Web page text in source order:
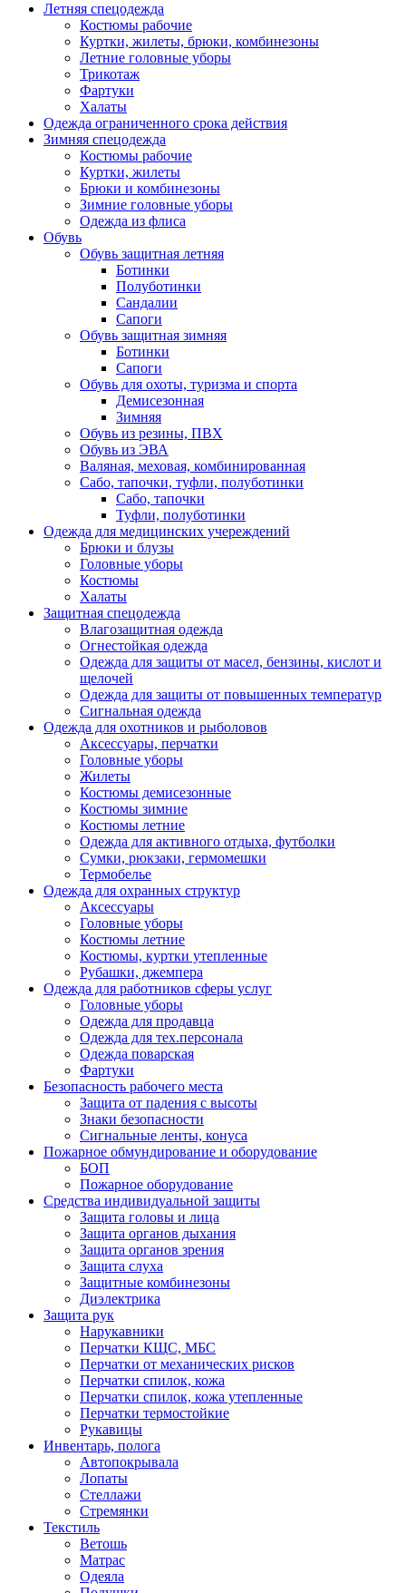
Летняя спецодежда
Костюмы рабочие
Куртки, жилеты, брюки, комбинезоны
Летние головные уборы
Трикотаж
Фартуки
Халаты
Одежда ограниченного срока действия
Зимняя спецодежда
Костюмы рабочие
Куртки, жилеты
Брюки и комбинезоны
Зимние головные уборы
Одежда из флиса
Обувь
Обувь защитная летняя
Ботинки
Полуботинки
Сандалии
Сапоги
Обувь защитная зимняя
Ботинки
Сапоги
Обувь для охоты, туризма и спорта
Демисезонная
Зимняя
Обувь из резины, ПВХ
Обувь из ЭВА
Валяная, меховая, комбинированная
Сабо, тапочки, туфли, полуботинки
Сабо, тапочки
Туфли, полуботинки
Одежда для медицинских учереждений
Брюки и блузы
Головные уборы
Костюмы
Халаты
Защитная спецодежда
Влагозащитная одежда
Огнестойкая одежда
Одежда для защиты от масел, бензины, кислот и
щелочей
Одежда для защиты от повышенных температур
Сигнальная одежда
Одежда для охотников и рыболовов
Аксессуары, перчатки
Головные уборы
Жилеты
Костюмы демисезонные
Костюмы зимние
Костюмы летние
Одежда для активного отдыха, футболки
Сумки, рюкзаки, гермомешки
Термобелье
Одежда для охранных структур
Аксессуары
Головные уборы
Костюмы летние
Костюмы, куртки утепленные
Рубашки, джемпера
Одежда для работников сферы услуг
Головные уборы
Одежда для продавца
Одежда для тех.персонала
Одежда поварская
Фартуки
Безопасность рабочего места
Защита от падения с высоты
Знаки безопасности
Сигнальные ленты, конуса
Пожарное обмундирование и оборудование
БОП
Пожарное оборудование
Средства индивидуальной защиты
Защита головы и лица
Защита органов дыхания
Защита органов зрения
Защита слуха
Защитные комбинезоны
Диэлектрика
Защита рук
Нарукавники
Перчатки КЩС, МБС
Перчатки от механических рисков
Перчатки спилок, кожа
Перчатки спилок, кожа утепленные
Перчатки термостойкие
Рукавицы
Инвентарь, полога
Автопокрывала
Лопаты
Стеллажи
Стремянки
Текстиль
Ветошь
Матрас
Одеяла